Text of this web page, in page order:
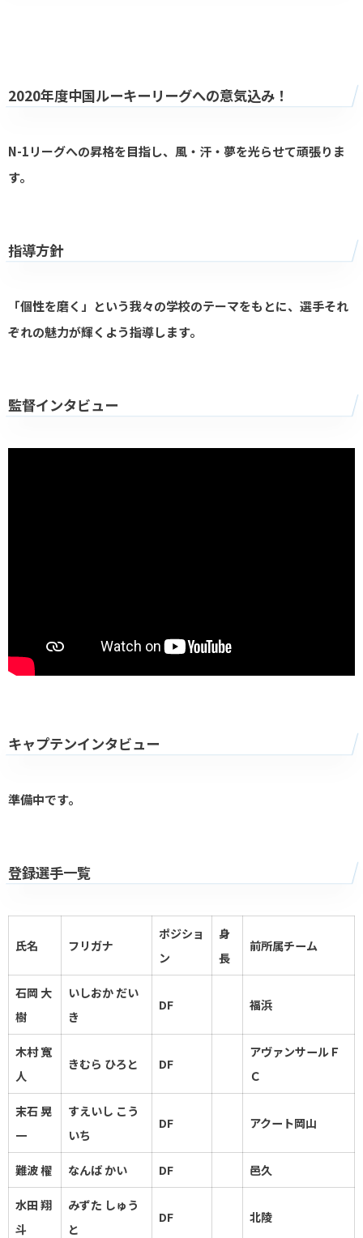
2020年度中国ルーキーリーグへの意気込み！
N-1リーグへの昇格を目指し、風・汗・夢を光らせて頑張りま
す。
指導方針
「個性を磨く」という我々の学校のテーマをもとに、選手それ
ぞれの魅力が輝くよう指導します。
監督インタビュー
キャプテンインタビュー
準備中です。
登録選手一覧
氏名 フリガナ
ポジショ
ン
身
長
前所属チーム
石岡 大
樹
いしおか だい
き
DF 福浜
木村 寬
人
きむら ひろと DF
アヴァンサールＦ
Ｃ
末石 晃
一
すえいし こう
いち
DF アクート岡山
難波 櫂 なんば かい DF 邑久
水田 翔
斗
みずた しゅう
と
DF 北陵